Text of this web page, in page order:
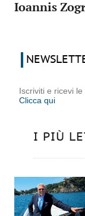
Ioannis
Iscriviti e ricevi
Clicca qui
I PIÙ